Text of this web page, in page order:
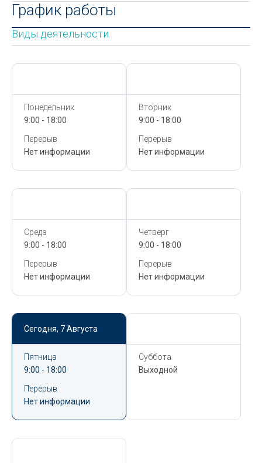
График работы
Виды деятельности
Понедельник
9:00 - 18:00
Перерыв
Нет информации
Вторник
9:00 - 18:00
Перерыв
Нет информации
Среда
9:00 - 18:00
Перерыв
Нет информации
Четверг
9:00 - 18:00
Перерыв
Нет информации
Сегодня, 7 Августа
Пятница
9:00 - 18:00
Перерыв
Нет информации
Суббота
Выходной